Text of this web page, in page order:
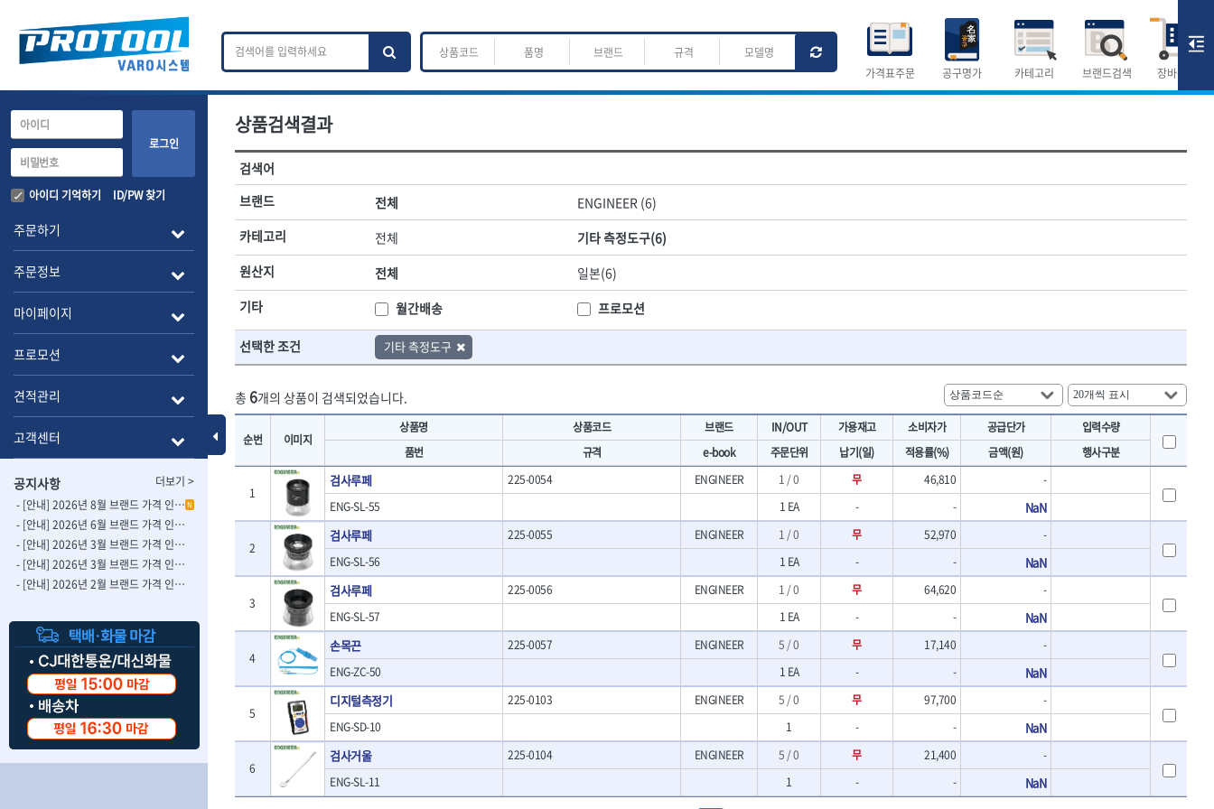
Toggle Menu
가격표주문 공구명가 카테고리 브랜드검색 장바구니
작업공구.종합공구
소켓,렌치,드라이버
- 소켓
- 세미롱소켓
- 엑스트라롱소켓
- 임팩소켓
- 임팩세미롱소켓
- 임팩롱소켓
- 유니버셜소켓
- 롱별소켓
- 임팩롱별소켓
- 육각비트소켓
- 임팩육각비트소켓
- 별비트소켓
- XZN비트소켓
- 임팩육각비트
- 임팩비트
- 유니버셜조인트
- 연결대
- 임팩연결대
- 볼연결대
- 라쳇핸들
- 퀵릴리스라쳇핸들
배관.전동.에어.운반
배관공구.장비
- 파이프렌치
- 스트랩락파이프핸들
- 파이프커터
- 튜빙커터
- 밴더
- 동파이프확관기
- 파이프나사산가공기
- 오스타세트
- 파이프가공기
- 파이프바이스
- 유압전선압착기
- 듀잇밴더
- 마이크로드레인
- 마이크로릴
- 시스네이크컴팩
- 시스네이크미니릴
- 시스네이크
- 배관검사용모니터
- 내시경카메라
- 라인송신기
- 탐지용수신기
- 콤비네이션청소기
- 수동스피너
- 프렉스샤프트
- 액세서리
- 전동드럼머신
- 스프링청소기
산업.안전.웰딩.계절
산업, 생활용품
- 나사고정제
- 윤활방청제
- 설치형가림막
- 전선릴
- 케이블타이
- 스피커
- 안전안경
- 안전고글
- 방독마스크
- 보호복
- 낙하방지코드
- 무릎 보호대
전기.계절상품
- 열풍기
- 충전식분무기
- 선풍기
- LED충전식작업등
목공공구.목공기계
조각도.끌
- 아사도
- 심환도
- 삼각도
- 곡삼각도
- 조각도세트
- D형조각도
- 카빙나이프
- 나이프
- 손도끼
- 목공용끌
- 나무상자케이스
- 버니셔
- 가우지
- 조각칼
- 대패
- 톱
- 미니터닝세트
- 포스너비트
측정공구.절삭공구
측정도구
- 줄자
- 분도기
- 테파게이지
- 기타 측정도구
토크렌치
- 토크렌치바디
- 토크렌치
- 디지탈토크렌치
- 토크렌치라쳇헤드
- 토크렌치스패너헤드
- 토크렌치링헤드
- 토크아답타
- 크로우풋
- 토크테스터기
- 비디오스코프
- 토크드라이버핸들
- 토크드라이버세트
- 토크드라이버
- 다이얼토크렌치
- 토크멀티플라이어
- 토크렌치비트홀다헤드
- 가방/케이스
절삭공구
- 홀쏘날
자동차공구.장비
자동차용장비
- 타이어탈착기
전체 ㄷ ㄹ
A
E F J R S T U
전체
1-DAY
BHS(영창망치)
CP CROWN DEWIT
DH신바람
ENGINEER
FLEX
FLEXCUT
HAZET
IR
IRWIN
ISOTOOL
JOKARI KAKURI Katimax
KAWASA
KHEIRON KLEIN KNIPEX
KOKEN
KTC KUKEN LENOX(사입)
LENOX(수입)
LIENIELSEN
LOCTITE LOGOSOL(AGMA) LONCIN
MACHAN
MAFELL
MARTOR MAYHEW MCC
MORSE
NANIWA
OSEIN
PB PFEIL PICA
PICARD
RICHMOND ROBERTSORBY
ROTHENBERGER
RUBI RUKO RYOBI
S.Djarv Hantverk AB
SCANGRIP
Scanprobe SENCI SHINANO
SHOPVAC
SICE
SKIL
STANZANI SWANSON TEFENPLAST
TENGU
THETA -직판오일등
THETA-공구함
THETA-몽키
THETA-소켓비트 THETA-스패너 THETA-운반구
THETA-자동몽키
THETA-전동악세서리 THETA-측정 THETA-커터,가위
THETA-핸드카트
THOMAS FLINN TOP TOPTUL TORMEK
로그인
아이디 기억하기 ID/PW 찾기
주문하기
주문정보
마이페이지
프로모션
견적관리
고객센터
공지사항
더보기 >
- [안내] 2026년 8월 브랜드 가격 인상 사전 안내의 건 N
- [안내] 2026년 6월 브랜드 가격 인상 사전 안내의 건
- [안내] 2026년 3월 브랜드 가격 인상 사전 안내의 건-2
- [안내] 2026년 3월 브랜드 가격 인상 사전 안내의 건
- [안내] 2026년 2월 브랜드 가격 인상 사전 안내의 건
상품검색결과
검색어
브랜드
전체
ENGINEER (6)
카테고리
전체
기타 측정도구(6)
원산지
전체
일본(6)
기타
월간배송 프로모션
선택한 조건 기타 측정도구
총 6개의 상품이 검색되었습니다.
순번 이미지
상품명 상품코드 브랜드 IN/OUT 가용재고 소비자가 공급단가
입력수량
품번
규격 e-book 주문단위 납기(일) 적용률(%) 금액(원) 행사구분
1
검사루페 225-0054 ENGINEER 1 / 0 무 46,810
-
ENG-SL-55
1 EA - - NaN
2
검사루페 225-0055 ENGINEER 1 / 0 무 52,970
-
ENG-SL-56
1 EA - - NaN
3
검사루페 225-0056 ENGINEER 1 / 0 무 64,620
-
ENG-SL-57
1 EA - - NaN
4
손목끈 225-0057 ENGINEER 5 / 0 무 17,140
-
ENG-ZC-50
1 EA - - NaN
5
디지털측정기 225-0103 ENGINEER 5 / 0 무 97,700
-
ENG-SD-10
1 - - NaN
6
검사거울 225-0104 ENGINEER 5 / 0 무 21,400
-
ENG-SL-11
1 - - NaN